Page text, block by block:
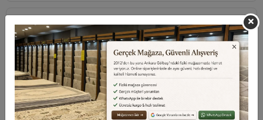
Destek Merkezi
Aklınızdaki soruların yanıtları ve önemli konuların
cevapları için destek merkezisayfamızı ziyaret
edebilirsiniz.
Destek Merkezi